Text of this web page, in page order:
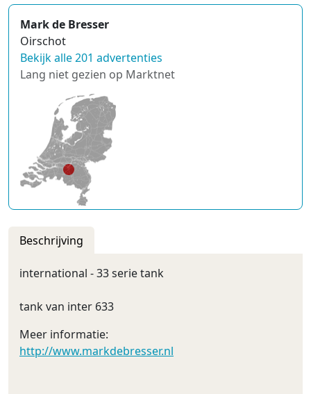
Mark de Bresser
Oirschot
Bekijk alle 201 advertenties
Lang niet gezien op Marktnet
Beschrijving
international - 33 serie tank
tank van inter 633
Meer informatie:
http://www.markdebresser.nl